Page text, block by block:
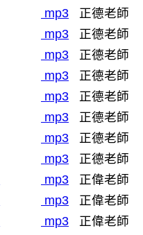
mp3
正德老師
mp3
正德老師
mp3
正德老師
mp3
正德老師
mp3
正德老師
mp3
正德老師
mp3
正德老師
mp3
正德老師
mp3
正偉老師
mp3
正偉老師
mp3 正偉老師